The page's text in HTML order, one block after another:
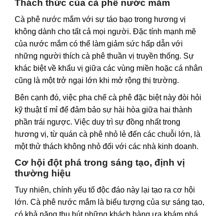
Thách thức của cà phê nước mắm
Cà phê nước mắm với sự táo bạo trong hương vị
không dành cho tất cả mọi người. Đặc tính mạnh mẽ
của nước mắm có thể làm giảm sức hấp dẫn với
những người thích cà phê thuần vị truyền thống. Sự
khác biệt về khẩu vị giữa các vùng miền hoặc cá nhân
cũng là một trở ngại lớn khi mở rộng thị trường.
Bên cạnh đó, việc pha chế cà phê đặc biệt này đòi hỏi
kỹ thuật tỉ mỉ để đảm bảo sự hài hòa giữa hai thành
phần trái ngược. Việc duy trì sự đồng nhất trong
hương vị, từ quán cà phê nhỏ lẻ đến các chuỗi lớn, là
một thử thách không nhỏ đối với các nhà kinh doanh.
Cơ hội đột phá trong sáng tạo, định vị
thường hiệu
Tuy nhiên, chính yếu tố độc đáo này lại tạo ra cơ hội
lớn. Cà phê nước mắm là biểu tượng của sự sáng tạo,